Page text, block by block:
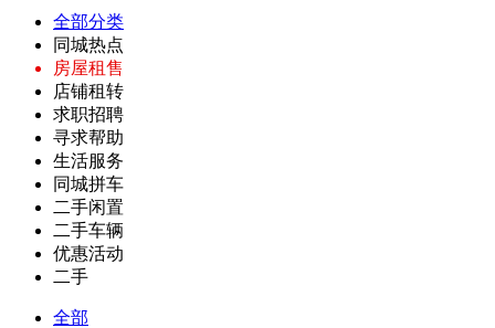
全部分类
同城热点
房屋租售
店铺租转
求职招聘
寻求帮助
生活服务
同城拼车
二手闲置
二手车辆
优惠活动
二手
全部